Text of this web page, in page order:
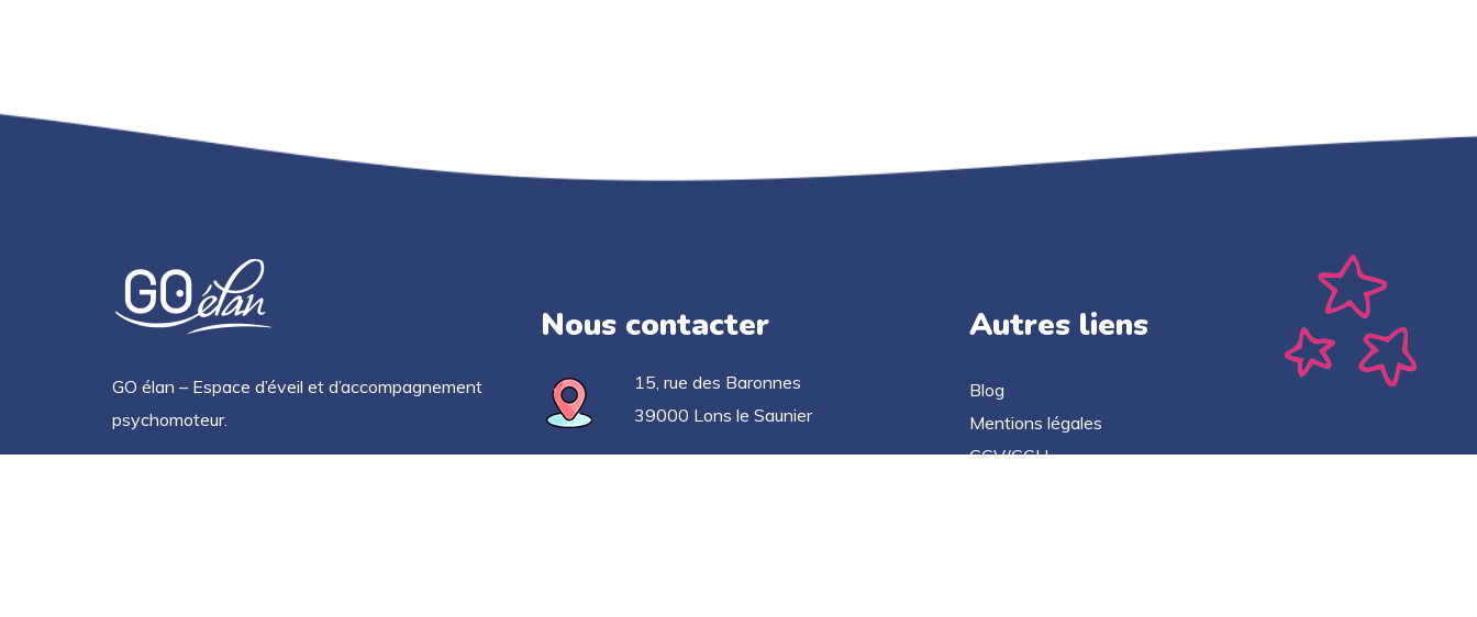
GO élan – Espace d’éveil et d’accompagnement
psychomoteur.
Nous contacter
15, rue des Baronnes
39000 Lons le Saunier
Autres liens
Blog
Mentions légales
CGV/CGU